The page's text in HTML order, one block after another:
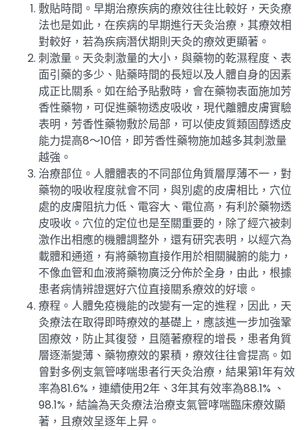
敷貼時間。早期治療疾病的療效往往比較好，天灸療
法也是如此，在疾病的早期進行天灸治療，其療效相
對較好，若為疾病潛伏期則天灸的療效更顯著。
刺激量。天灸刺激量的大小，與藥物的乾濕程度、表
面引藥的多少、貼藥時間的長短以及人體自身的因素
成正比關系。如在給予貼敷時，會在藥物表面施加芳
香性藥物，可促進藥物透皮吸收，現代離體皮膚實驗
表明，芳香性藥物敷於局部，可以使皮質類固醇透皮
能力提高8～10倍，即芳香性藥物施加越多其刺激量
越強。
治療部位。人體體表的不同部位角質層厚薄不一，對
藥物的吸收程度就會不同，與別處的皮膚相比，穴位
處的皮膚阻抗力低、電容大、電位高，有利於藥物透
皮吸收。穴位的定位也是至關重要的，除了經穴被刺
激作出相應的機體調整外，還有研究表明，以經穴為
載體和通道，有將藥物直接作用於相關臟腑的能力，
不像血管和血液將藥物廣泛分佈於全身，由此，根據
患者病情辨證選好穴位直接關系療效的好壞。
療程。人體免疫機能的改變有一定的進程，因此，天
灸療法在取得即時療效的基礎上，應該進一步加強鞏
固療效，防止其復發，且隨著療程的增長，患者角質
層逐漸變薄、藥物療效的累積，療效往往會提高。如
曾對多例支氣管哮喘患者行天灸治療，結果第1年有效
率為81.6%，連續使用2年、3年其有效率為88.1% 、
98.1%，結論為天灸療法治療支氣管哮喘臨床療效顯
著，且療效呈逐年上昇。